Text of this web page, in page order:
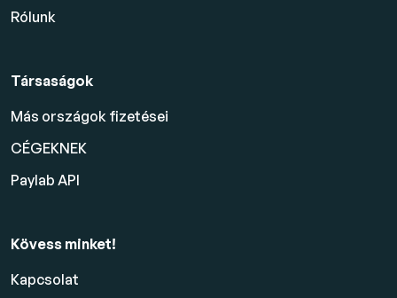
Rólunk
Társaságok
Más országok fizetései
CÉGEKNEK
Paylab API
Kövess minket!
Kapcsolat